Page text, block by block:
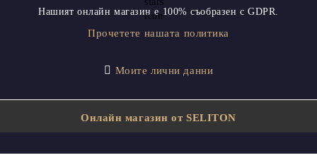
Нашият онлайн магазин е 100% съобразен с GDPR.
Прочетете нашата политика
Моите лични данни
Онлайн магазин от SELITON